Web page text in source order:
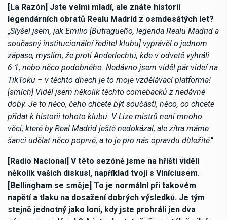
[La Razón] Jste velmi mladí, ale znáte historii
legendárních obratů Realu Madrid z osmdesátých let?
„Slyšel jsem, jak Emilio [Butragueño, legenda Realu Madrid a
současný institucionální ředitel klubu] vyprávěl o jednom
zápase, myslím, že proti Anderlechtu, kde v odvetě vyhráli
6:1, nebo něco podobného. Nedávno jsem viděl pár videí na
TikToku – v těchto dnech je to moje vzdělávací platforma!
[smích] Viděl jsem několik těchto comebacků z nedávné
doby. Je to něco, čeho chcete být součástí, něco, co chcete
přidat k historii tohoto klubu. V Lize mistrů není mnoho
věcí, které by Real Madrid ještě nedokázal, ale zítra máme
šanci udělat něco poprvé, a to je pro nás opravdu důležité.“
[Radio Nacional] V této sezóně jsme na hřišti viděli
několik vašich diskusí, například tvoji s Viníciusem.
[Bellingham se směje] To je normální při takovém
napětí a tlaku na dosažení dobrých výsledků. Je tým
stejně jednotný jako loni, kdy jste prohráli jen dva